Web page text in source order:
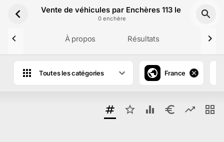
Vente de véhicules par Enchères 113 le 10 Juillet
0 enchère
À propos Résultats
Toutes les catégories France